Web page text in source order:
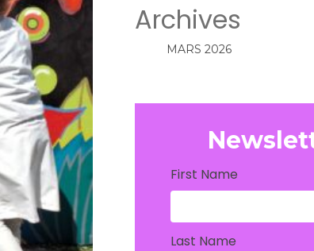
Archives
MARS 2026
First Name
Last Name